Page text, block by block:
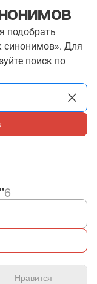
подобрать
синонимов». Для
поиск по
6
Нравится